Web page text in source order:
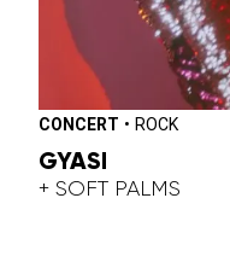
CONCERT • ROCK
GYASI
+ SOFT PALMS